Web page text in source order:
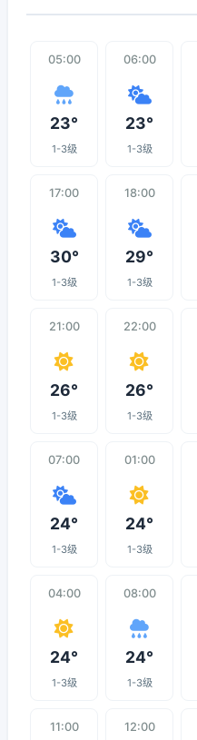
05:00
23°
1-3级
06:00
23°
1-3级
17:00
30°
1-3级
18:00
29°
1-3级
21:00
26°
1-3级
22:00
26°
1-3级
07:00
24°
1-3级
01:00
24°
1-3级
04:00
24°
1-3级
08:00
24°
1-3级
11:00 12:00